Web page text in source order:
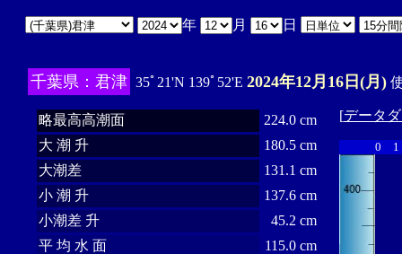
年 月 日
千葉県：君津 35ﾟ21'N 139ﾟ52'E 2024年12月16日(月)
略最高高潮面
224.0 cm
大 潮 升
180.5 cm
大潮差
131.1 cm
小 潮 升
137.6 cm
小潮差 升
45.2 cm
平 均 水 面
115.0 cm
[データ
0 1